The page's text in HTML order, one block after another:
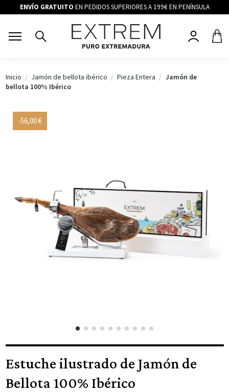
ENVÍO GRATUITO EN PEDIDOS SUPERIORES A 199€ EN PENÍNSULA
Inicio Jamón de bellota ibérico Pieza Entera
Jamón de
bellota 100% Ibérico
-56,00 €
Estuche ilustrado de Jamón de
Bellota 100% Ibérico